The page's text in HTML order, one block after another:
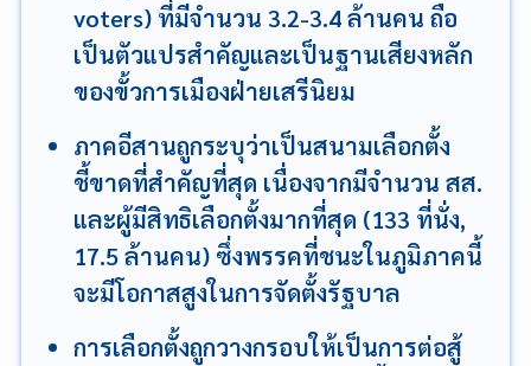
voters) ที่มีจำนวน 3.2-3.4 ล้านคน ถือ
เป็นตัวแปรสำคัญและเป็นฐานเสียงหลัก
ของขั้วการเมืองฝ่ายเสรีนิยม
ภาคอีสานถูกระบุว่าเป็นสนามเลือกตั้ง
ชี้ขาดที่สำคัญที่สุด เนื่องจากมีจำนวน สส.
และผู้มีสิทธิเลือกตั้งมากที่สุด (133 ที่นั่ง,
17.5 ล้านคน) ซึ่งพรรคที่ชนะในภูมิภาคนี้
จะมีโอกาสสูงในการจัดตั้งรัฐบาล
การเลือกตั้งถูกวางกรอบให้เป็นการต่อสู้